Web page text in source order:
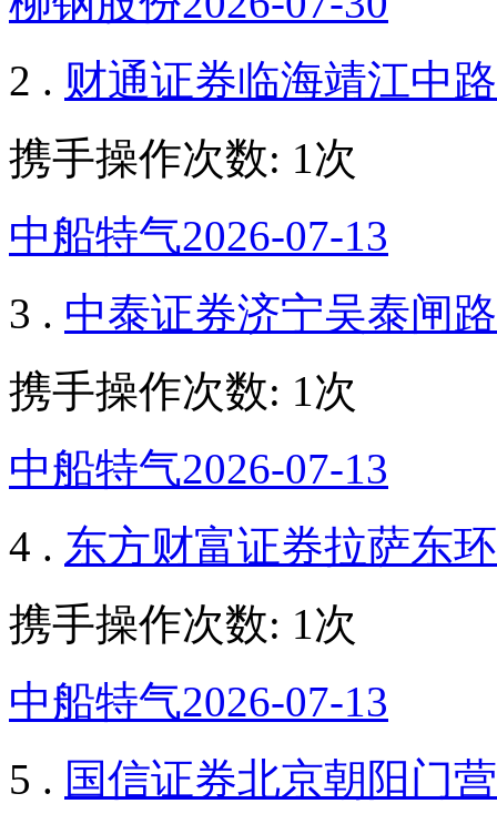
2 . 财通证券临海靖江中
携手操作次数: 1次
中船特气2026-07-13
3 . 中泰证券济宁吴泰闸
携手操作次数: 1次
中船特气2026-07-13
4 . 东方财富证券拉萨东
携手操作次数: 1次
中船特气2026-07-13
5 . 国信证券北京朝阳门